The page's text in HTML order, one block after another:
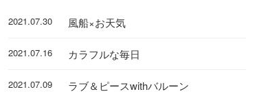
2021.07.30 風船×お天気
2021.07.16 カラフルな毎日
2021.07.09 ラブ＆ピースwithバルーン